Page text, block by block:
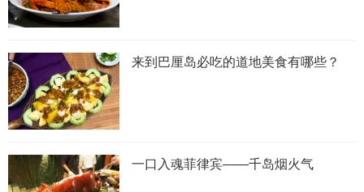
来到巴厘岛必吃的道地美食有哪些？
一口入魂菲律宾——千岛烟火气